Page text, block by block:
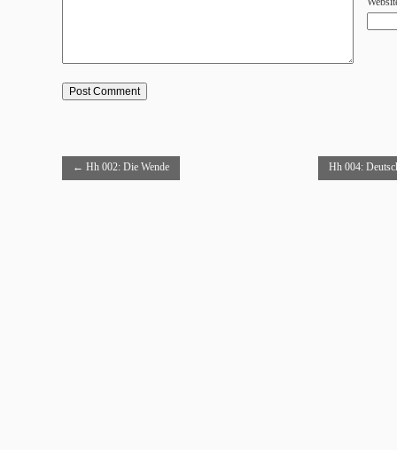
← Hh 002: Die Wende Hh 004: